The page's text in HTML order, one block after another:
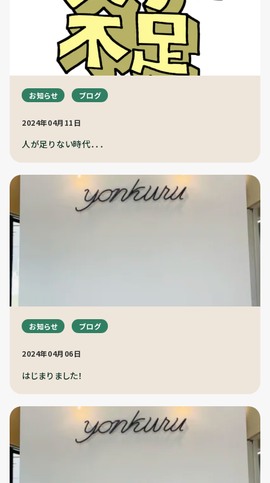
お知らせ ブログ
2024年04月11日
人が足りない時代．．．
お知らせ ブログ
2024年04月06日
はじまりました！